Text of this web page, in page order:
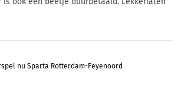
nu Sparta Rotterdam-Feyenoord